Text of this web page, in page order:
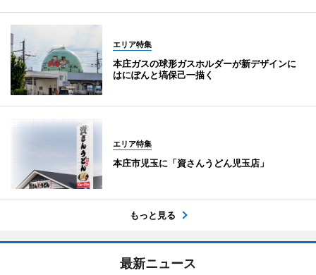
エリア特集
本庄ガスの球形ガスホルダーが新デザインに
はにぽんと塙保己一描く
エリア特集
本庄市児玉に「資さんうどん児玉店」
もっと見る
最新ニュース